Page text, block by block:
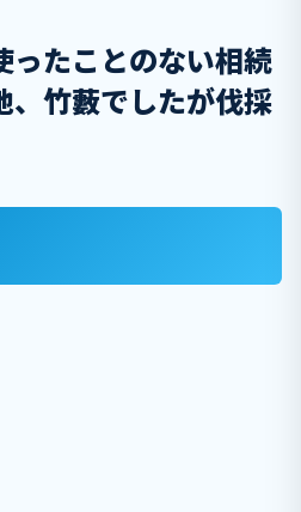
ったことのない相続
、竹藪でしたが伐採